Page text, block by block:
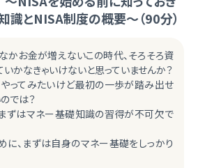
識とNISA制度の概要～（90分）
お金が増えないこの時代、そろそろ資
かなきゃいけないと思っていませんか？
やってみたいけど最初の一歩が踏み出せ
では？
ずはマネー基礎知識の習得が不可欠で
に、まずは自身のマネー基礎をしっかり